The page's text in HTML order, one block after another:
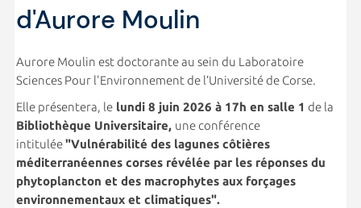
d'Aurore Moulin
Aurore Moulin est doctorante au sein du Laboratoire
Sciences Pour l'Environnementde l’Université de Corse.
Elle présentera, lelundi 8 juin 2026 à 17h en salle 1 de la
Bibliothèque Universitaire, une conférence
intitulée"Vulnérabilité des lagunes côtières
méditerranéennes corses révélée par les réponses du
phytoplancton et des macrophytes aux forçages
environnementaux et climatiques".